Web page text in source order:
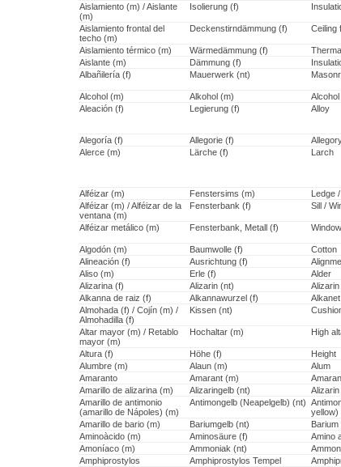
Aislamiento (m) / Aislante
(m)
Isolierung (f)
Aislamiento frontal del
techo (m)
Deckenstirndämmung (f) Ceiling
Aislamiento térmico (m)
Wärmedämmung (f)
Aislante (m)
Dämmung (f)
Albañilería (f)
Mauerwerk (nt)
Alcohol (m) Alkohol (m)
Aleación (f)
Legierung (f) Alloy
Alegoría (f)
Allegorie (f)
Alerce (m)
Lärche (f) Larch
Alféizar (m)
Fenstersims (m) Ledge
Alféizar (m) / Alféizar de la
ventana (m)
Fensterbank (f) Sill /
Alféizar metálico (m) Fensterbank, Metall (f)
Algodón (m) Baumwolle (f) Cotton
Alineación (f)
Ausrichtung (f)
Aliso (m)
Erle (f) Alder
Alizarina (f)
Alizarin (nt)
Alkanna de raiz (f)
Alkannawurzel (f)
Almohada (f) / Cojín (m) /
Almohadilla (f)
Kissen (nt)
Altar mayor (m) / Retablo
mayor (m)
Hochaltar (m) High
Altura (f) Höhe (f) Height
Alumbre (m)
Alaun (m) Alum
Amaranto
Amarant (m)
Amarillo de alizarina (m)
Alizaringelb (nt) Alizarin
Amarillo de antimonio
(amarillo de Nápoles) (m)
Antimongelb (Neapelgelb) (nt)
yellow)
Amarillo de bario (m) Bariumgelb (nt) Barium
Aminoàcido (m)
Aminosäure (f) Amino
Amoníaco (m)
Ammoniak (nt)
Amphiprostylos
Amphiprostylos Tempel